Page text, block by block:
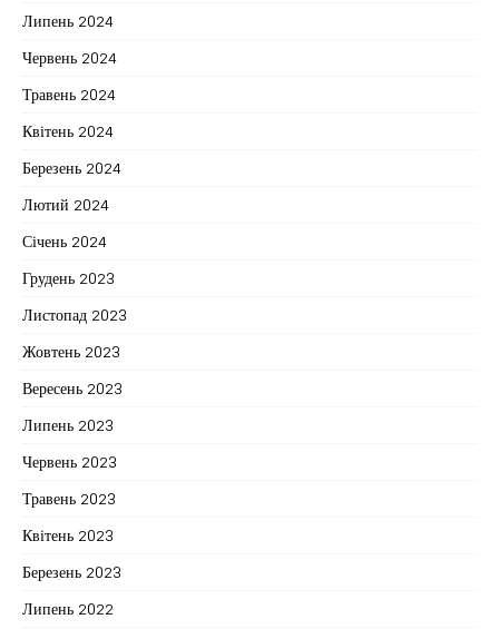
Липень 2024
Червень 2024
Травень 2024
Квітень 2024
Березень 2024
Лютий 2024
Січень 2024
Грудень 2023
Листопад 2023
Жовтень 2023
Вересень 2023
Липень 2023
Червень 2023
Травень 2023
Квітень 2023
Березень 2023
Липень 2022